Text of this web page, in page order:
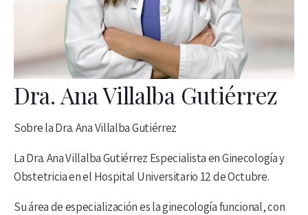
Dra. Ana Villalba Gutiérrez
Sobre la Dra. Ana Villalba Gutiérrez
La Dra. Ana Villalba Gutiérrez Especialista en Ginecología y
Obstetricia en el Hospital Universitario 12 de Octubre.
Su área de especialización es la ginecología funcional, con